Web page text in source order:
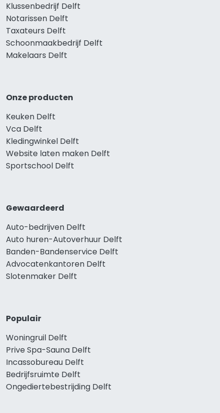
Klussenbedrijf Delft
Notarissen Delft
Taxateurs Delft
Schoonmaakbedrijf Delft
Makelaars Delft
Onze producten
Keuken Delft
Vca Delft
Kledingwinkel Delft
Website laten maken Delft
Sportschool Delft
Gewaardeerd
Auto-bedrijven Delft
Auto huren-Autoverhuur Delft
Banden-Bandenservice Delft
Advocatenkantoren Delft
Slotenmaker Delft
Populair
Woningruil Delft
Prive Spa-Sauna Delft
Incassobureau Delft
Bedrijfsruimte Delft
Ongediertebestrijding Delft